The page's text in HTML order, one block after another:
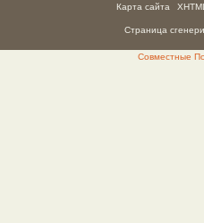
Карта сайта
Страница
Совместные